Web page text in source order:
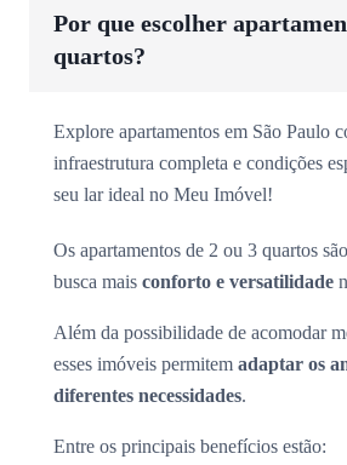
Por que escolher
quartos?
Explore apartamentos em São Paulo
infraestrutura completa e condições
seu lar ideal no Meu Imóvel!
Os apartamentos de 2 ou 3 quartos
busca mais conforto e versatilidade
Além da possibilidade de acomodar
esses imóveis permitem adaptar os
diferentes necessidades.
Entre os principais benefícios estão: